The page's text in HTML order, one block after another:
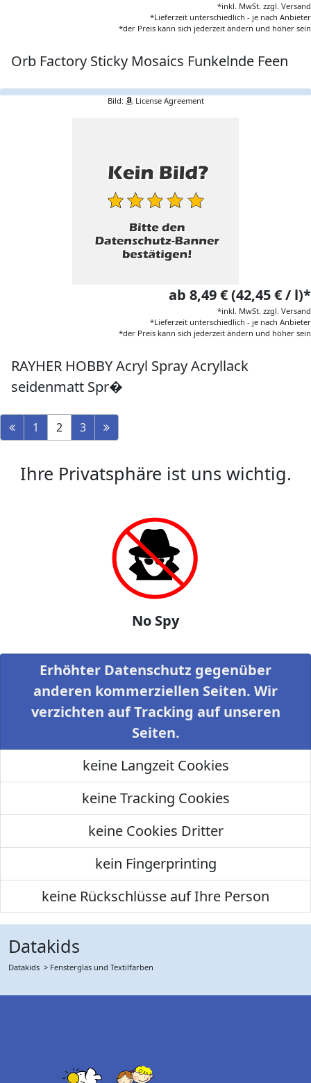
*inkl. MwSt. zzgl. Versand
*Lieferzeit unterschiedlich - je nach Anbieter
*der Preis kann sich jederzeit ändern und höher sein
Orb Factory Sticky Mosaics Funkelnde Feen
Bild: License Agreement
ab 8,49 € (42,45 € / l)*
*inkl. MwSt. zzgl. Versand
*Lieferzeit unterschiedlich - je nach Anbieter
*der Preis kann sich jederzeit ändern und höher sein
RAYHER HOBBY Acryl Spray Acryllack
seidenmatt Spr�
1 2 3
Ihre Privatsphäre ist uns wichtig.
No Spy
Erhöhter Datenschutz gegenüber
anderen kommerziellen Seiten. Wir
verzichten auf Tracking auf unseren
Seiten.
keine Langzeit Cookies
keine Tracking Cookies
keine Cookies Dritter
kein Fingerprinting
keine Rückschlüsse auf Ihre Person
Datakids
Datakids > Fensterglas und Textilfarben